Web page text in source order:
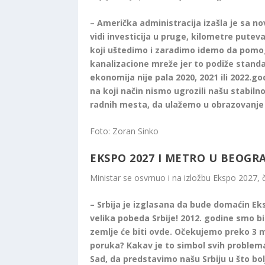
– Američka administracija izašla je sa
vidi investicija u pruge, kilometre
koji uštedimo i zaradimo idemo da
kanalizacione mreže jer to podiže
ekonomija nije pala 2020, 2021 ili
na koji način nismo ugrozili našu
radnih mesta, da ulažemo u
Foto: Zoran Sinko
EKSPO 2027 I METRO U
Ministar se osvrnuo i na izložbu Ekspo
– Srbija je izglasana da bude domaćin
velika pobeda Srbije! 2012. godine smo
zemlje će biti ovde. Očekujemo preko 3
poruka? Kakav je to simbol svih
Sad, da predstavimo našu Srbiju u što